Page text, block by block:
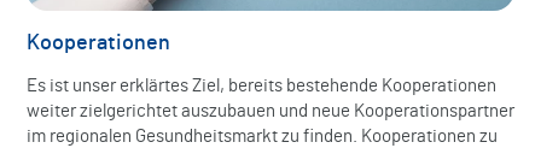
Kooperationen
Es ist unser erklärtes Ziel, bereits bestehende Kooperationen
weiter zielgerichtet auszubauen und neue Kooperationspartner
im regionalen Gesundheitsmarkt zu finden. Kooperationen zu